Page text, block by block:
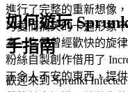
進行了完整的重新想像
可愛而搞笑的卡通形象
本，它們曾經歡快的旋
粉絲自製創作借用了
正令人不安的東西，提
如何遊玩
手指南
歡迎來到 Sprunki